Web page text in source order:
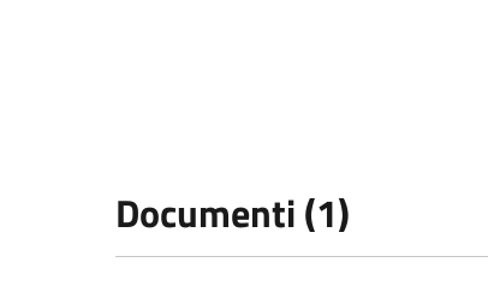
Documenti (1)